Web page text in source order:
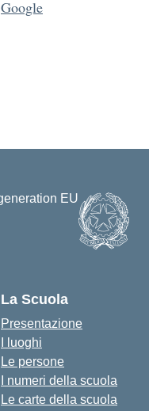
Google
La Scuola
Presentazione
I luoghi
Le persone
I numeri della scuola
Le carte della scuola